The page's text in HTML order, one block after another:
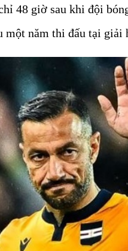
48 giờ sau khi đội
một năm thi đấu tại giải